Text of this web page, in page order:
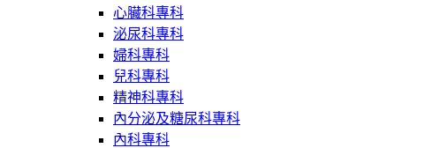
心臟科專科
泌尿科專科
婦科專科
兒科專科
精神科專科
內分泌及糖尿科專科
內科專科